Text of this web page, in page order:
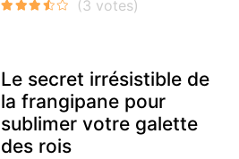
Le secret irrésistible de
la frangipane pour
sublimer votre galette
des rois